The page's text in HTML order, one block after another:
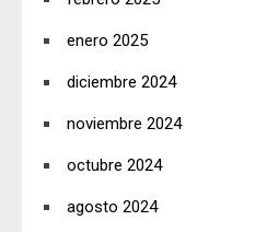
enero 2025
diciembre 2024
noviembre 2024
octubre 2024
agosto 2024